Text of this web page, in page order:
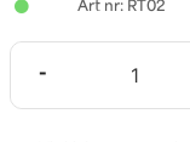
RT02
-